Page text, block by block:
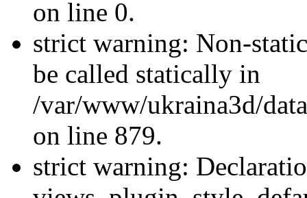
on line 0.
strict warning: Non-
be called statically in
/var/www/ukraina3d/
on line 879.
strict warning: